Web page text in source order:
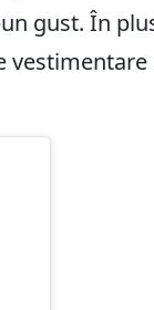
gust. În